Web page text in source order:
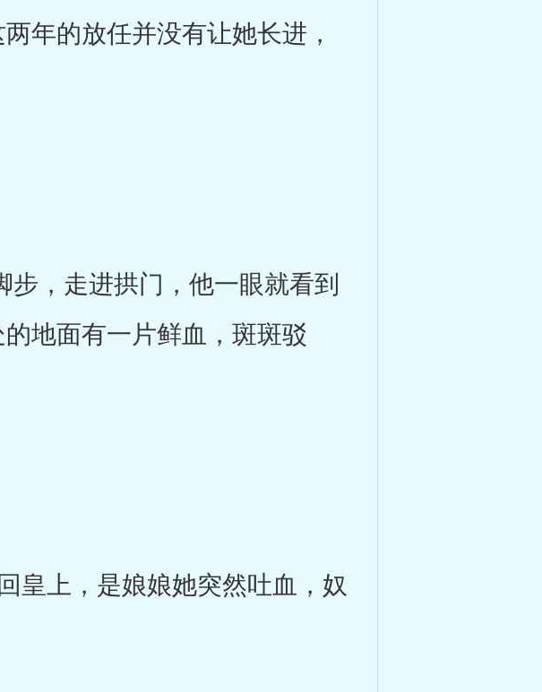
年的放任并没有让她长进，
，走进拱门，他一眼就看到
地面有一片鲜血，斑斑驳
上，是娘娘她突然吐血，奴